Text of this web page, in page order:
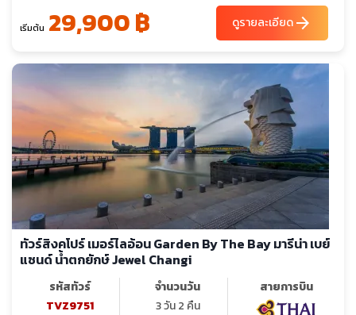
เริ่มต้น 29,900 ฿ ดูรายละเอียดarrow_forward
ทัวร์สิงคโปร์ เมอร์ไลอ้อน Garden By The Bay มารีน่า เบย์
แซนด์ น้ำตกยักษ์ Jewel Changi
รหัสทัวร์
TVZ9751
จำนวนวัน
3 วัน 2 คืน
สายการบิน